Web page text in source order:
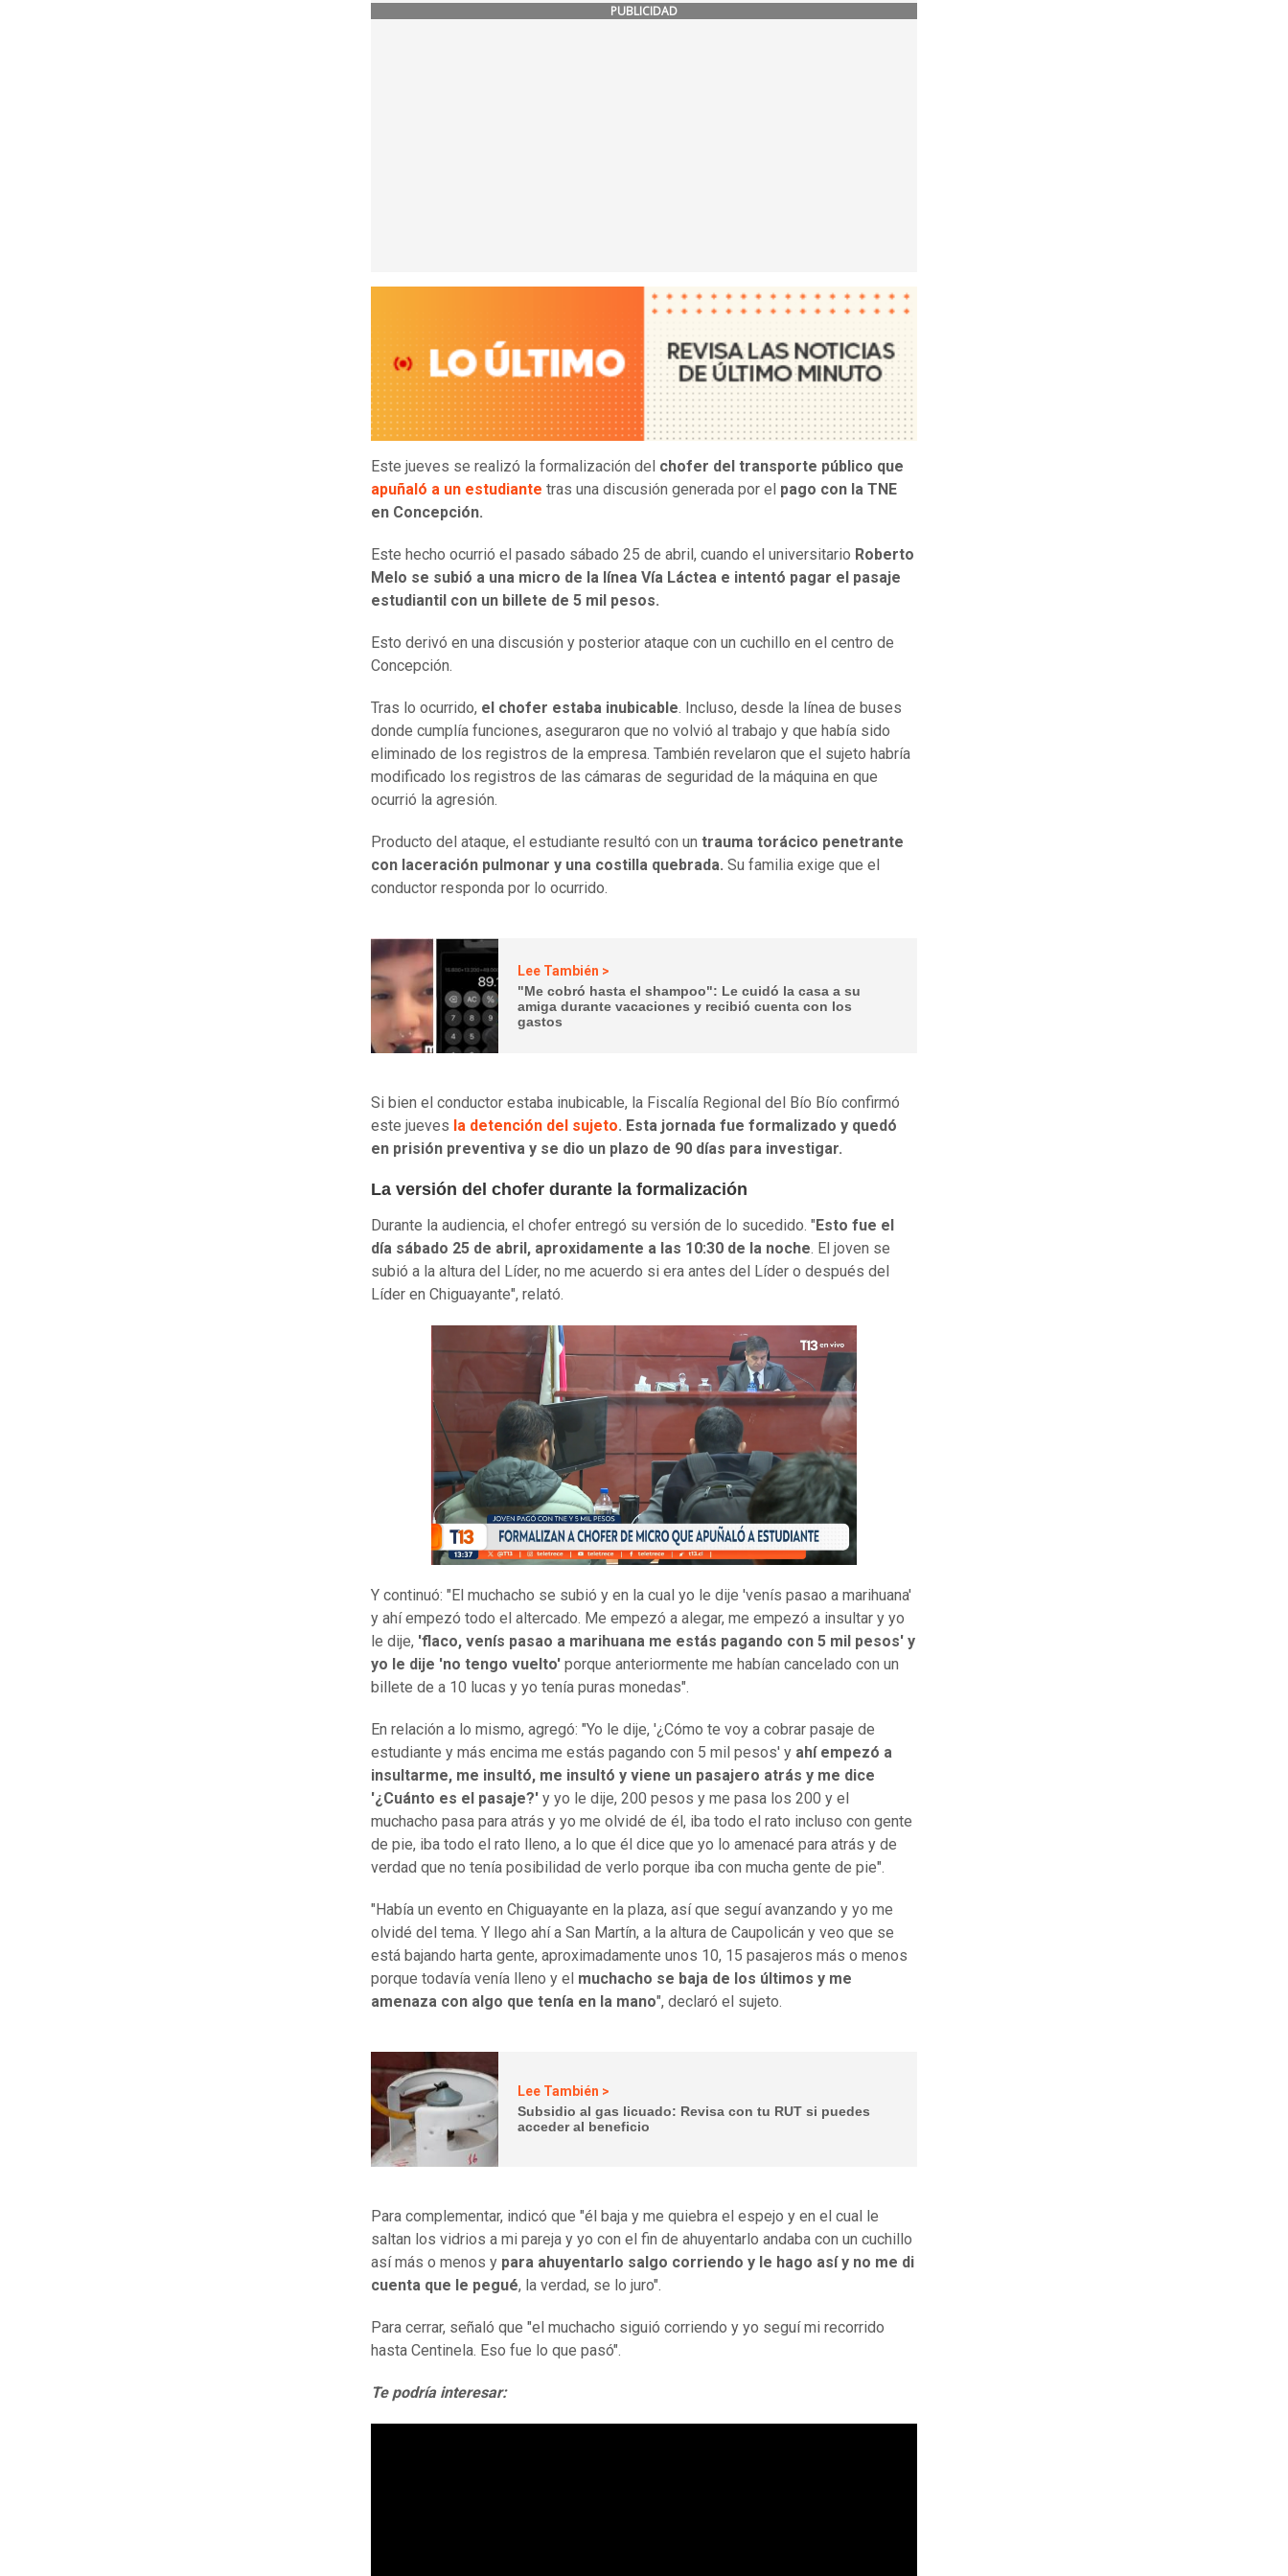
PUBLICIDAD
Este jueves se realizó la formalización del chofer del transporte público que
apuñaló a un estudiante tras una discusión generada por el pago con la TNE
en Concepción.
Este hecho ocurrió el pasado sábado 25 de abril, cuando el universitario Roberto
Melo se subió a una micro de la línea Vía Láctea e intentó pagar el pasaje
estudiantil con un billete de 5 mil pesos.
Esto derivó en una discusión y posterior ataque con un cuchillo en el centro de
Concepción.
Tras lo ocurrido, el chofer estaba inubicable. Incluso, desde la línea de buses
donde cumplía funciones, aseguraron que no volvió al trabajo y que había sido
eliminado de los registros de la empresa. También revelaron que el sujeto habría
modificado los registros de las cámaras de seguridad de la máquina en que
ocurrió la agresión.
Producto del ataque, el estudiante resultó con un trauma torácico penetrante
con laceración pulmonar y una costilla quebrada. Su familia exige que el
conductor responda por lo ocurrido.
Lee También >
"Me cobró hasta el shampoo": Le cuidó la casa a su
amiga durante vacaciones y recibió cuenta con los
gastos
Si bien el conductor estaba inubicable, la Fiscalía Regional del Bío Bío confirmó
este jueves la detención del sujeto. Esta jornada fue formalizado y quedó
en prisión preventiva y se dio un plazo de 90 días para investigar.
La versión del chofer durante la formalización
Durante la audiencia, el chofer entregó su versión de lo sucedido. "Esto fue el
día sábado 25 de abril, aproxidamente a las 10:30 de la noche. El joven se
subió a la altura del Líder, no me acuerdo si era antes del Líder o después del
Líder en Chiguayante", relató.
Y continuó: "El muchacho se subió y en la cual yo le dije 'venís pasao a marihuana'
y ahí empezó todo el altercado. Me empezó a alegar, me empezó a insultar y yo
le dije, 'flaco, venís pasao a marihuana me estás pagando con 5 mil pesos' y
yo le dije 'no tengo vuelto' porque anteriormente me habían cancelado con un
billete de a 10 lucas y yo tenía puras monedas".
En relación a lo mismo, agregó: "Yo le dije, '¿Cómo te voy a cobrar pasaje de
estudiante y más encima me estás pagando con 5 mil pesos' y ahí empezó a
insultarme, me insultó, me insultó y viene un pasajero atrás y me dice
'¿Cuánto es el pasaje?' y yo le dije, 200 pesos y me pasa los 200 y el
muchacho pasa para atrás y yo me olvidé de él, iba todo el rato incluso con gente
de pie, iba todo el rato lleno, a lo que él dice que yo lo amenacé para atrás y de
verdad que no tenía posibilidad de verlo porque iba con mucha gente de pie".
"Había un evento en Chiguayante en la plaza, así que seguí avanzando y yo me
olvidé del tema. Y llego ahí a San Martín, a la altura de Caupolicán y veo que se
está bajando harta gente, aproximadamente unos 10, 15 pasajeros más o menos
porque todavía venía lleno y el muchacho se baja de los últimos y me
amenaza con algo que tenía en la mano", declaró el sujeto.
Lee También >
Subsidio al gas licuado: Revisa con tu RUT si puedes
acceder al beneficio
Para complementar, indicó que "él baja y me quiebra el espejo y en el cual le
saltan los vidrios a mi pareja y yo con el fin de ahuyentarlo andaba con un cuchillo
así más o menos y para ahuyentarlo salgo corriendo y le hago así y no me di
cuenta que le pegué, la verdad, se lo juro".
Para cerrar, señaló que "el muchacho siguió corriendo y yo seguí mi recorrido
hasta Centinela. Eso fue lo que pasó".
Te podría interesar: